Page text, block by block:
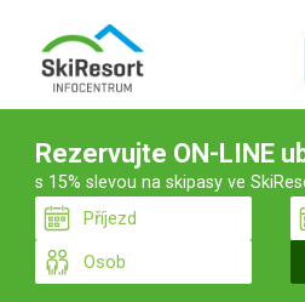
Rezervujte ON-LINE
s 15% slevou na skipasy ve